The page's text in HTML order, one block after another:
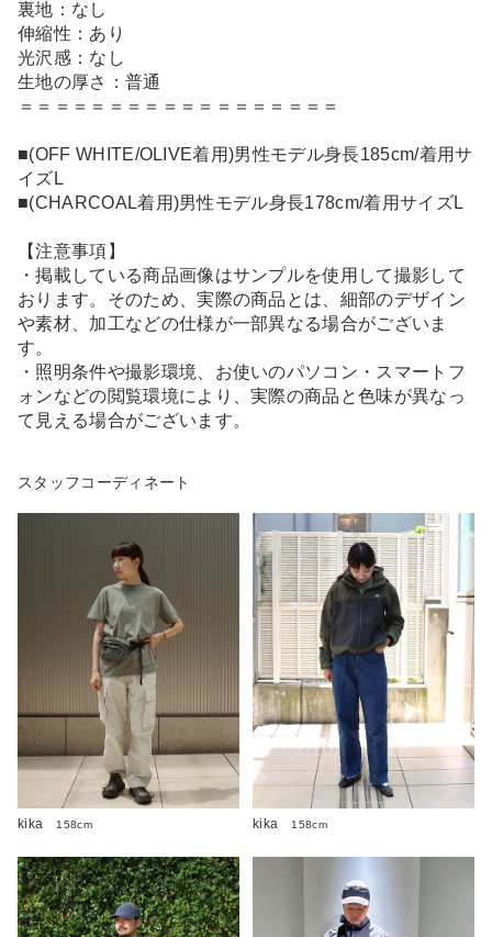
裏地：なし
伸縮性：あり
光沢感：なし
生地の厚さ：普通
＝＝＝＝＝＝＝＝＝＝＝＝＝＝＝＝＝＝
■(OFF WHITE/OLIVE着用)男性モデル身長185cm/着用サ
イズL
■(CHARCOAL着用)男性モデル身長178cm/着用サイズL
【注意事項】
・掲載している商品画像はサンプルを使用して撮影して
おります。そのため、実際の商品とは、細部のデザイン
や素材、加工などの仕様が一部異なる場合がございま
す。
・照明条件や撮影環境、お使いのパソコン・スマートフ
ォンなどの閲覧環境により、実際の商品と色味が異なっ
て見える場合がございます。
スタッフコーディネート
kika 158cm kika 158cm